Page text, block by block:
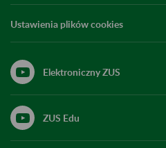
Ustawienia plików cookies
Elektroniczny ZUS
ZUS Edu